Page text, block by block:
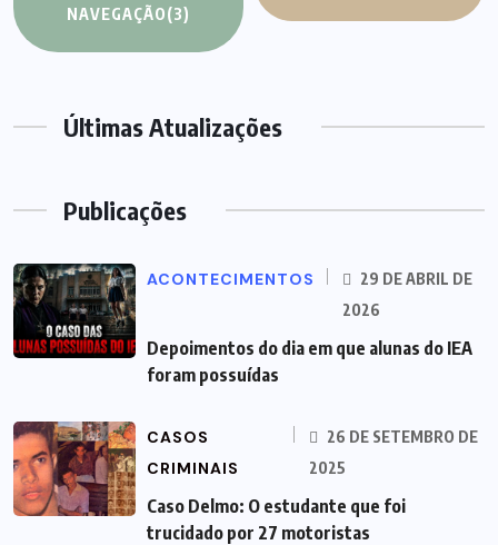
NAVEGAÇÃO(3)
Últimas Atualizações
Publicações
ACONTECIMENTOS
29 DE ABRIL DE
2026
Depoimentos do dia em que alunas do IEA
foram possuídas
CASOS
CRIMINAIS
26 DE SETEMBRO DE
2025
Caso Delmo: O estudante que foi
trucidado por 27 motoristas